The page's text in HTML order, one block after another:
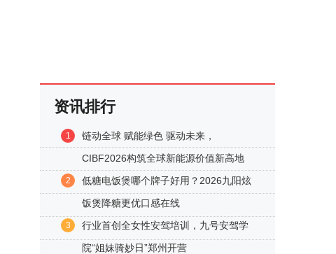
资讯排行
1
链动全球 赋能绿色 驱动未来，
CIBF2026构筑全球新能源价值新高地
2
低糖电饭煲哪个牌子好用？2026九阳炫
饭煲降糖更优口感在线
3
行业首创全女性安驾培训，九号安驾学
院“姐妹骑妙日”郑州开营